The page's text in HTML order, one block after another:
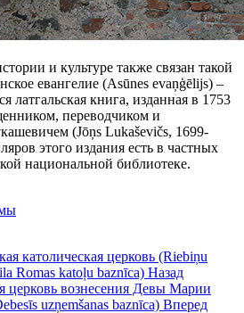
и культуре также связан такой
евангелие (Asūnes evaņģēlijs) –
латгальская книга, изданная в 1753
переводчиком и
(Jōņs Lukaševičs, 1699-
этого издания есть в частных
национальной библиотеке.
католическая церковь (Riebiņu
Romas katoļu baznīca) Назад
вознесения Девы Марии
uzņemšanas baznīca) Вперед